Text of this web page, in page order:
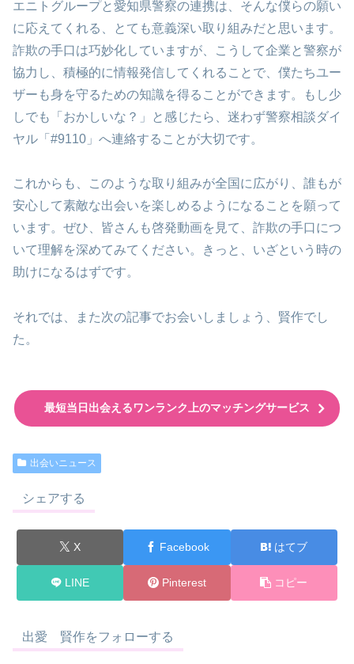
エニトグループと愛知県警察の連携は、そんな僕らの願い
に応えてくれる、とても意義深い取り組みだと思います。
詐欺の手口は巧妙化していますが、こうして企業と警察が
協力し、積極的に情報発信してくれることで、僕たちユー
ザーも身を守るための知識を得ることができます。もし少
しでも「おかしいな？」と感じたら、迷わず警察相談ダイ
ヤル「#9110」へ連絡することが大切です。
これからも、このような取り組みが全国に広がり、誰もが
安心して素敵な出会いを楽しめるようになることを願って
います。ぜひ、皆さんも啓発動画を見て、詐欺の手口につ
いて理解を深めてみてください。きっと、いざという時の
助けになるはずです。
それでは、また次の記事でお会いしましょう、賢作でし
た。
最短当日出会えるワンランク上のマッチングサービス
出会いニュース
シェアする
X Facebook はてブ
LINE Pinterest コピー
出愛 賢作をフォローする